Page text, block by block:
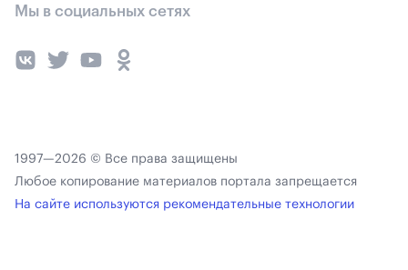
Мы в социальных сетях
1997—2026 © Все права защищены
Любое копирование материалов портала запрещается
На сайте используются рекомендательные технологии